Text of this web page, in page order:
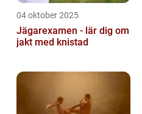
04 oktober 2025
Jägarexamen - lär dig om
jakt med knistad